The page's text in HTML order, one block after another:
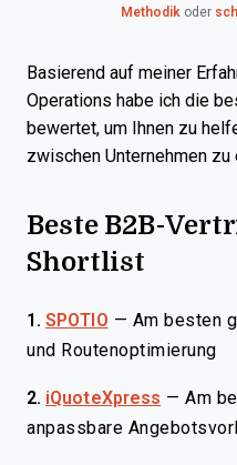
Methodikoder
Basierend auf meiner
Operations habe ich die
bewertet, um Ihnen zu
zwischen Unternehmen
Beste B2B-
Shortlist
1. SPOTIO — Am besten
und Routenoptimierung
2. iQuoteXpress —Am
anpassbare